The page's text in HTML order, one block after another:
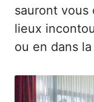
sauront vous
lieux
ou en dans